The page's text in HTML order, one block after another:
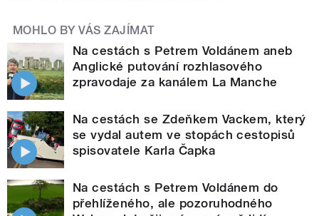
MOHLO BY VÁS ZAJÍMAT
Na cestách s Petrem Voldánem aneb
Anglické putování rozhlasového
zpravodaje za kanálem La Manche
Na cestách se Zdeňkem Vackem, který
se vydal autem ve stopách cestopisů
spisovatele Karla Čapka
Na cestách s Petrem Voldánem do
přehlíženého, ale pozoruhodného